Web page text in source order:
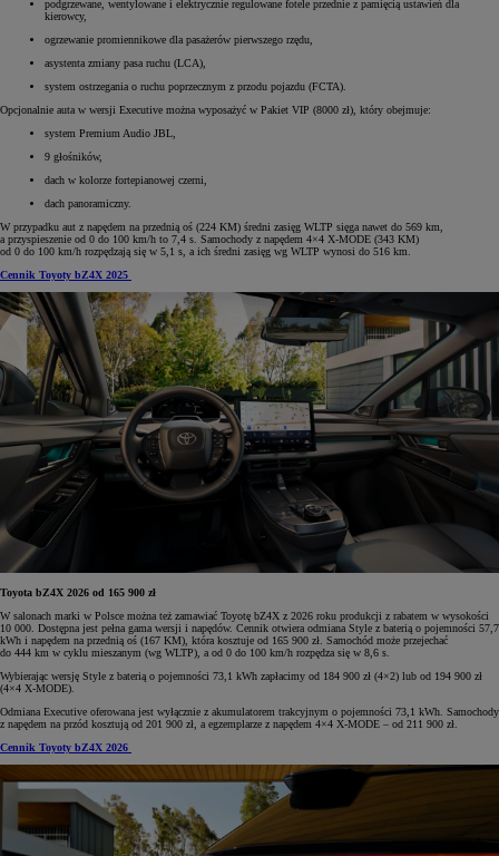
podgrzewane, wentylowane i elektrycznie regulowane fotele przednie z pamięcią ustawień dla
kierowcy,
ogrzewanie promiennikowe dla pasażerów pierwszego rzędu,
asystenta zmiany pasa ruchu (LCA),
system ostrzegania o ruchu poprzecznym z przodu pojazdu (FCTA).
Opcjonalnie auta w wersji Executive można wyposażyć w Pakiet VIP (8000 zł), który obejmuje:
system Premium Audio JBL,
9 głośników,
dach w kolorze fortepianowej czerni,
dach panoramiczny.
W przypadku aut z napędem na przednią oś (224 KM) średni zasięg WLTP sięga nawet do 569 km,
a przyspieszenie od 0 do 100 km/h to 7,4 s. Samochody z napędem 4×4 X-MODE (343 KM)
od 0 do 100 km/h rozpędzają się w 5,1 s, a ich średni zasięg wg WLTP wynosi do 516 km.
Cennik Toyoty bZ4X 2025
Toyota bZ4X 2026 od 165 900 zł
W salonach marki w Polsce można też zamawiać Toyotę bZ4X z 2026 roku produkcji z rabatem w wysokości
10 000. Dostępna jest pełna gama wersji i napędów. Cennik otwiera odmiana Style z baterią o pojemności 57,7
kWh i napędem na przednią oś (167 KM), która kosztuje od 165 900 zł. Samochód może przejechać
do 444 km w cyklu mieszanym (wg WLTP), a od 0 do 100 km/h rozpędza się w 8,6 s.
Wybierając wersję Style z baterią o pojemności 73,1 kWh zapłacimy od 184 900 zł (4×2) lub od 194 900 zł
(4×4 X-MODE).
Odmiana Executive oferowana jest wyłącznie z akumulatorem trakcyjnym o pojemności 73,1 kWh. Samochody
z napędem na przód kosztują od 201 900 zł, a egzemplarze z napędem 4×4 X-MODE – od 211 900 zł.
Cennik Toyoty bZ4X 2026